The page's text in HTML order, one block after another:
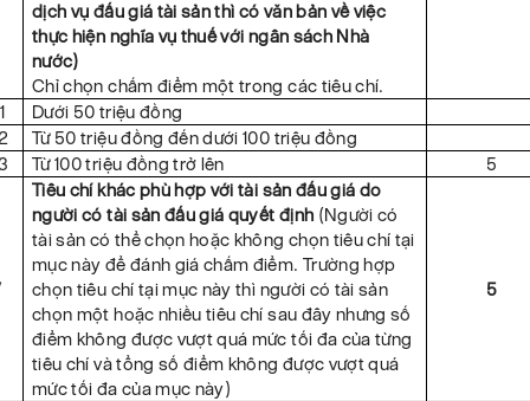
dịch vụ đấu giá tài sản thì có văn bản về việc
thực hiện nghĩa vụ thuế với ngân sách Nhà
nước)
Chỉ chọn chấm điểm một trong các tiêu chí.
Dưới 50 triệu đồng
Từ 50 triệu đồng đến dưới 100 triệu đồng
Từ 100 triệu đồng trở lên 5
Tiêu chí khác phù hợp với tài sản đấu giá do
người có tài sản đấu giá quyết định (Người có
tài sản có thể chọn hoặc không chọn tiêu chí tại
mục này để đánh giá chấm điểm. Trường hợp
chọn tiêu chí tại mục này thì người có tài sản
chọn một hoặc nhiều tiêu chí sau đây nhưng số
điểm không được vượt quá mức tối đa của từng
tiêu chí và tổng số điểm không được vượt quá
mức tối đa của mục này)
5